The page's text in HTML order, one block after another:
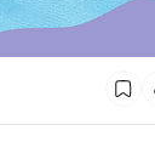
ท็อป ลดสูงสุด50%